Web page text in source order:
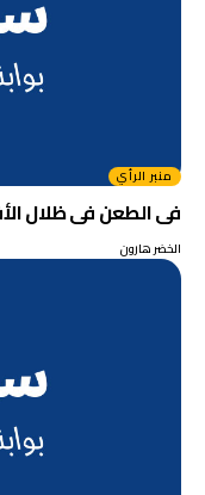
منبر الرأي
فى الطعن فى ظلال
الخضر هارون